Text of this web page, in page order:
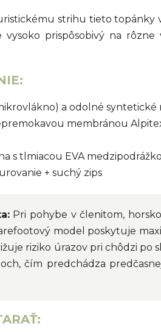
strihu tieto topánky
prispôsobivý na
a odolné syntetické
membránou
s tlmiacou EVA
+ suchý zips
Pri pohybe v členitom,
model poskytuje
riziko úrazov pri chôdzi po
čím predchádza